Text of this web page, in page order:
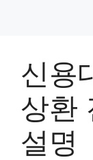
신용
상환
설명